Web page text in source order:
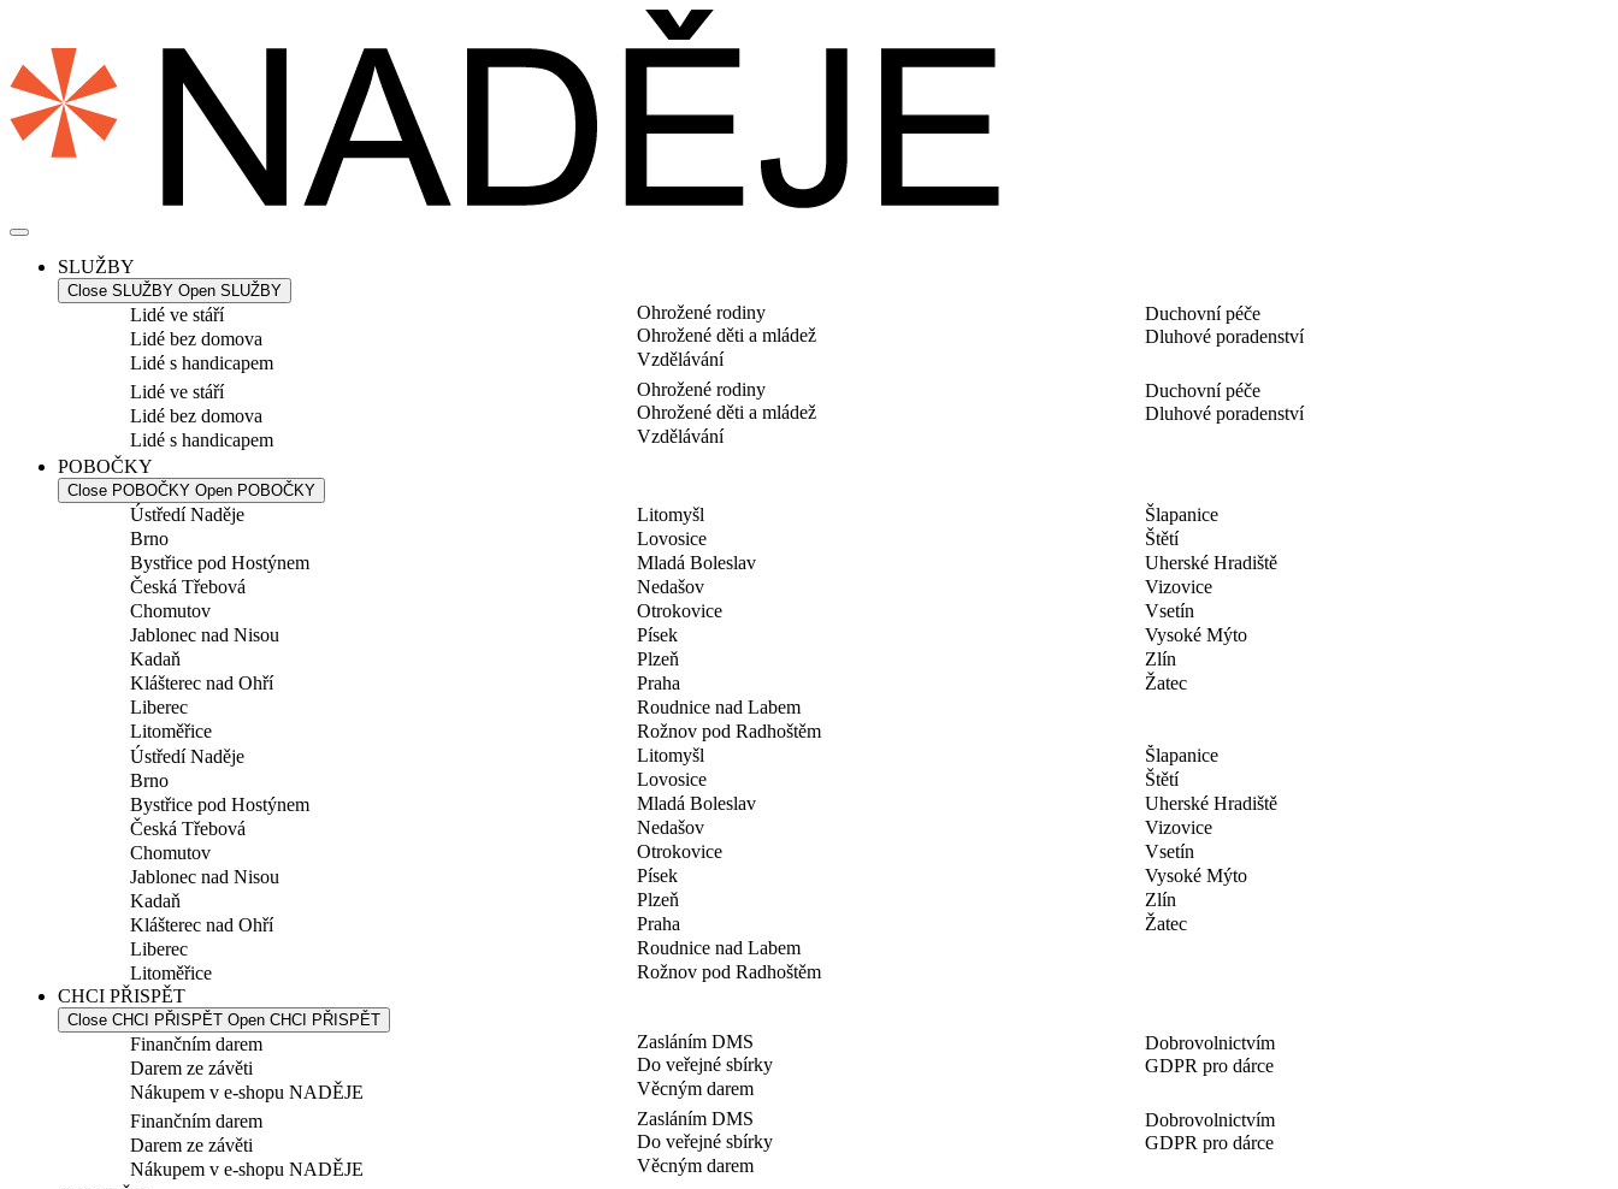
obsahu
SLUŽBY
Close SLUŽBY Open SLUŽBY
Lidé ve stáří
Lidé bez domova
Lidé s handicapem
Ohrožené rodiny
Ohrožené děti a mládež
Vzdělávání
Duchovní péče
Dluhové poradenství
Lidé ve stáří
Lidé bez domova
Lidé s handicapem
Ohrožené rodiny
Ohrožené děti a mládež
Vzdělávání
Duchovní péče
Dluhové poradenství
POBOČKY
Close POBOČKY Open POBOČKY
Ústředí Naděje
Brno
Bystřice pod Hostýnem
Česká Třebová
Chomutov
Jablonec nad Nisou
Kadaň
Klášterec nad Ohří
Liberec
Litoměřice
Litomyšl
Lovosice
Mladá Boleslav
Nedašov
Otrokovice
Písek
Plzeň
Praha
Roudnice nad Labem
Rožnov pod Radhoštěm
Šlapanice
Štětí
Uherské Hradiště
Vizovice
Vsetín
Vysoké Mýto
Zlín
Žatec
Ústředí Naděje
Brno
Bystřice pod Hostýnem
Česká Třebová
Chomutov
Jablonec nad Nisou
Kadaň
Klášterec nad Ohří
Liberec
Litoměřice
Litomyšl
Lovosice
Mladá Boleslav
Nedašov
Otrokovice
Písek
Plzeň
Praha
Roudnice nad Labem
Rožnov pod Radhoštěm
Šlapanice
Štětí
Uherské Hradiště
Vizovice
Vsetín
Vysoké Mýto
Zlín
Žatec
CHCI PŘISPĚT
Close CHCI PŘISPĚT Open CHCI PŘISPĚT
Finančním darem
Darem ze závěti
Nákupem v e-shopu NADĚJE
Zasláním DMS
Do veřejné sbírky
Věcným darem
Dobrovolnictvím
GDPR pro dárce
Finančním darem
Darem ze závěti
Nákupem v e-shopu NADĚJE
Zasláním DMS
Do veřejné sbírky
Věcným darem
Dobrovolnictvím
GDPR pro dárce